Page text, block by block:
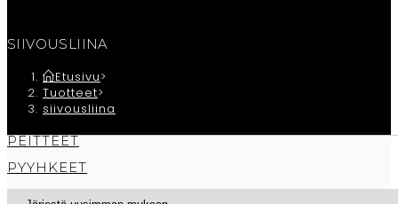
TUOKSUT
TEKSTIILIT
PEITTEET
PYYHKEET
TYYNYT
SIIVOUSLIINA
Etusivu>
Tuotteet>
siivousliina